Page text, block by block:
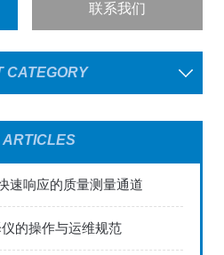
联系我们
CATEGORY
速响应的质量测量通道
的操作与运维规范